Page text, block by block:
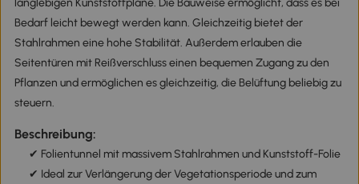
Bedarf leicht bewegt werden kann. Gleichzeitig bietet der
Stahlrahmen eine hohe Stabilität. Außerdem erlauben die
Seitentüren mit Reißverschluss einen bequemen Zugang zu den
Pflanzen und ermöglichen es gleichzeitig, die Belüftung beliebig zu
steuern.
Beschreibung:
✔ Folientunnel mit massivem Stahlrahmen und Kunststoff-Folie
✔ Ideal zur Verlängerung der Vegetationsperiode und zum